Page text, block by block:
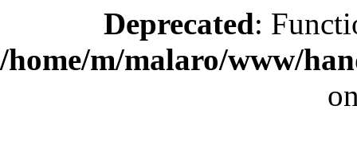
Deprecated:
/home/m/malaro/www/